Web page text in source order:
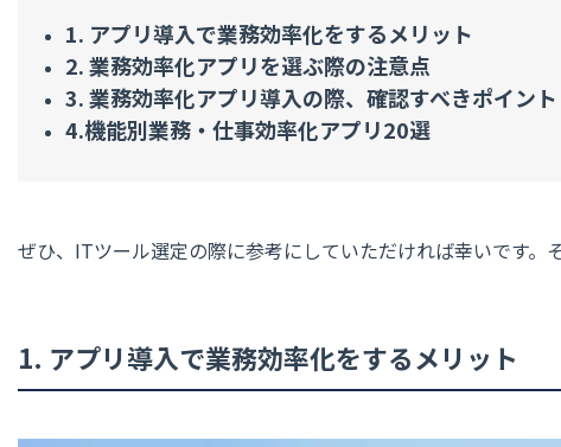
1. アプリ導入で業務効率化をするメリット
2. 業務効率化アプリを選ぶ際の注意点
3. 業務効率化アプリ導入の際、確認すべきポイント
4.機能別業務・仕事効率化アプリ20選
ぜひ、ITツール選定の際に参考にしていただければ幸いです。
1. アプリ導入で業務効率化をするメリット